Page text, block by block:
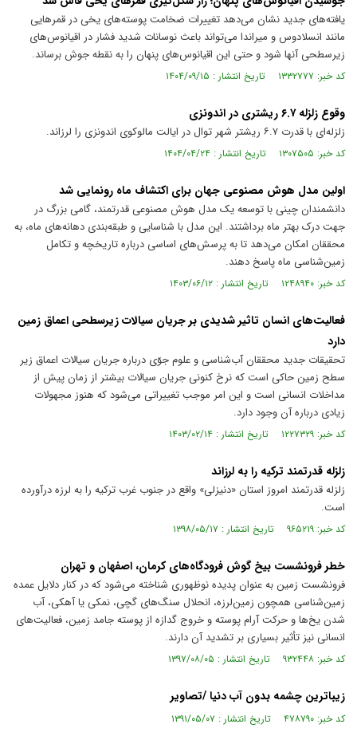
یافته‌های جدید نشان می‌دهد تغییرات ضخامت پوسته‌های یخی در قمر‌هایی
مانند انسلادوس و میراندا می‌تواند باعث نوسانات شدید فشار در اقیانوس‌های
زیرسطحی آنها شود و حتی این اقیانوس‌های پنهان را به نقطه جوش برساند.
کد خبر: ۱۳۳۲۷۷۷ تاریخ انتشار : ۱۴۰۴/۰۹/۱۵
وقوع زلزله ۶.۷ ریشتری در اندونزی
زلزله‌ای با قدرت ۶.۷ ریشتر شهر توال در ایالت مالوکوی اندونزی را لرزاند.
کد خبر: ۱۳۰۷۵۰۵ تاریخ انتشار : ۱۴۰۴/۰۴/۲۴
اولین مدل هوش مصنوعی جهان برای اکتشاف ماه رونمایی شد
دانشمندان چینی با توسعه یک مدل هوش مصنوعی قدرتمند، گامی بزرگ در
جهت درک بهتر ماه برداشتند. این مدل با شناسایی و طبقه‌بندی دهانه‌های ماه، به
محققان امکان می‌دهد تا به پرسش‌های اساسی درباره تاریخچه و تکامل
زمین‌شناسی ماه پاسخ دهند.
کد خبر: ۱۲۴۸۹۴۰ تاریخ انتشار : ۱۴۰۳/۰۶/۱۲
فعالیت‌های انسان تاثیر شدیدی بر جریان سیالات زیرسطحی اعماق زمین
دارد
تحقیقات جدید محققان آب‌شناسی و علوم جوّی درباره جریان سیالات اعماق زیر
سطح زمین حاکی است که نرخ کنونی جریان سیالات بیشتر از زمان پیش از
مداخلات انسانی است و این امر موجب تغییراتی می‌شود که هنوز مجهولات
زیادی درباره آن وجود دارد.
کد خبر: ۱۲۲۷۳۲۹ تاریخ انتشار : ۱۴۰۳/۰۲/۱۴
زلزله قدرتمند ترکیه را به لرزاند
زلزله قدرتمند امروز استان «دنیزلی» واقع در جنوب غرب ترکیه را به لرزه درآورده
است.
کد خبر: ۹۶۵۲۱۹ تاریخ انتشار : ۱۳۹۸/۰۵/۱۷
خطر فرونشست بیخ گوش فرودگاه‌های کرمان، اصفهان و تهران
فرونشست زمین به عنوان پدیده نوظهوری شناخته می‌شود که در کنار دلایل عمده
زمین‌شناسی همچون زمین‌لرزه، انحلال سنگ‌های گچی، نمکی یا آهکی، آب
شدن یخ‌ها و حرکت آرام پوسته و خروج گدازه از پوسته جامد زمین، فعالیت‌های
انسانی نیز تأثیر بسیاری بر تشدید آن دارند.
کد خبر: ۹۳۲۴۴۸ تاریخ انتشار : ۱۳۹۷/۰۸/۰۵
زیباترین چشمه بدون آب دنیا /تصاویر
کد خبر: ۴۷۸۷۹۰ تاریخ انتشار : ۱۳۹۱/۰۵/۰۷